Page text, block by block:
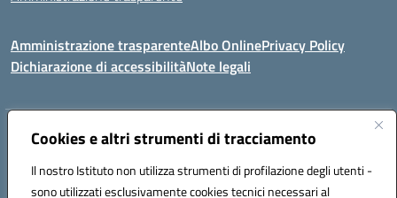
Cookies e altri strumenti di tracciamento
Il nostro Istituto non utilizza strumenti di profilazione degli utenti -
sono utilizzati esclusivamente cookies tecnici necessari al
Amministrazione trasparenteAlbo OnlinePrivacy Policy
Dichiarazione di accessibilitàNote legali
Indirizzo:Via Mastelloni - Viale Colombo 71121 Foggia
Posta elettronica certificata (PEC):fgic885004@pec.istruzione.it